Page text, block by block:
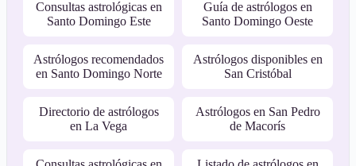
Consultas astrológicas en
Santo Domingo Este
Guía de astrólogos en
Santo Domingo Oeste
Astrólogos recomendados
en Santo Domingo Norte
Astrólogos disponibles en
San Cristóbal
Directorio de astrólogos
en La Vega
Astrólogos en San Pedro
de Macorís